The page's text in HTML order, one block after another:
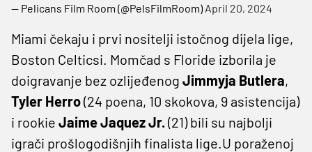
— Pelicans Film Room (@PelsFilmRoom)April 20, 2024
Miami čekaju i prvi nositelji istočnog dijela lige,
Boston Celticsi. Momčad s Floride izborila je
doigravanje bez ozlijeđenog Jimmyja Butlera,
Tyler Herro(24 poena, 10 skokova, 9 asistencija)
i rookie Jaime Jaquez Jr.(21) bili su najbolji
igrači prošlogodišnjih finalista lige.U poraženoj